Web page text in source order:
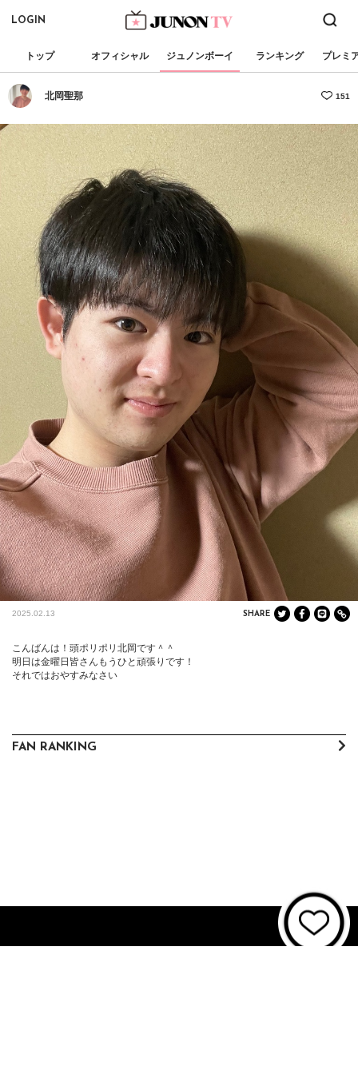
LOGIN
トップ オフィシャル ジュノンボーイ ランキング プレミ
北岡聖那 151
2025.02.13 SHARE
こんばんは！頭ポリポリ北岡です＾＾
明日は金曜日皆さんもうひと頑張りです！
それではおやすみなさい
FAN RANKING
About JUNON TV お問い合わせ FAQ 利用規約
個人情報保護方針